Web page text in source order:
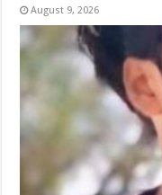
August 9, 2026